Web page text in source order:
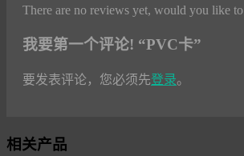
There are no reviews yet, would you like to
我要第一个评论! “PVC卡”
要发表评论，您必须先登录。
相关产品